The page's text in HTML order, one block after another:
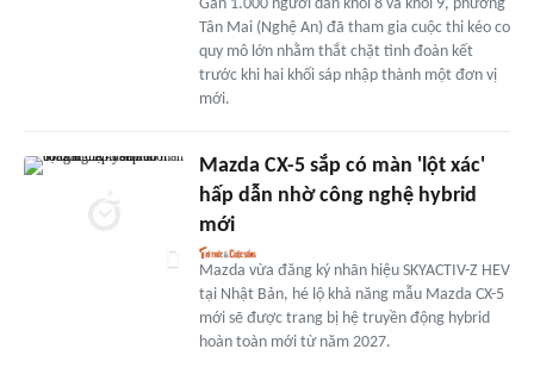
Gần 1.000 người dân khối 8 và khối 9, phường
Tân Mai (Nghệ An) đã tham gia cuộc thi kéo co
quy mô lớn nhằm thắt chặt tình đoàn kết
trước khi hai khối sáp nhập thành một đơn vị
mới.
Mazda CX-5 sắp có màn 'lột xác'
hấp dẫn nhờ công nghệ hybrid
mới
Mazda vừa đăng ký nhãn hiệu SKYACTIV-Z HEV
tại Nhật Bản, hé lộ khả năng mẫu Mazda CX-5
mới sẽ được trang bị hệ truyền động hybrid
hoàn toàn mới từ năm 2027.